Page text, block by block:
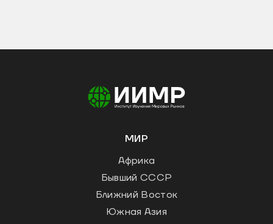
МИР
Африка
Бывший СССР
Ближний Восток
Южная Азия